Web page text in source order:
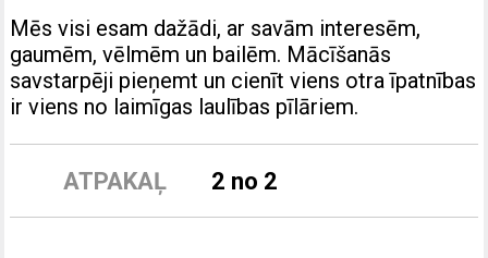
Mēs visi esam dažādi, ar savām interesēm,
gaumēm, vēlmēm un bailēm. Mācīšanās
savstarpēji pieņemt un cienīt viens otra īpatnības
ir viens no laimīgas laulības pīlāriem.
ATPAKAĻ 2 no 2